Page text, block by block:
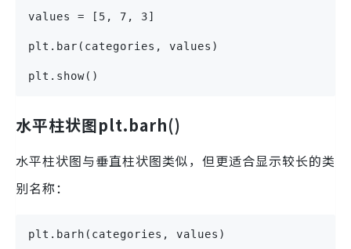
values = [5, 7, 3]
plt.bar(categories, values)
plt.show()
水平柱状图plt.barh()
水平柱状图与垂直柱状图类似，但更适合显示较长的类
别名称：
plt.barh(categories, values)